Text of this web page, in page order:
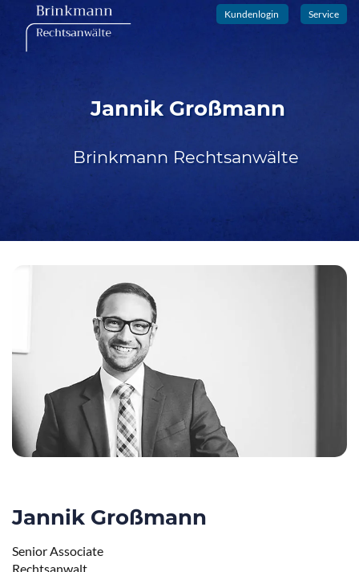
Kundenlogin Service
Jannik Großmann
Brinkmann Rechtsanwälte
Jannik Großmann
Senior Associate
Rechtsanwalt